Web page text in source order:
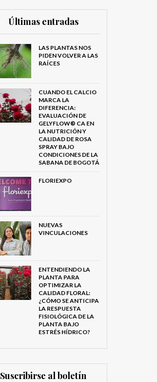
Últimas entradas
LAS PLANTAS NOS
PIDEN VOLVER A LAS
RAÍCES
CUANDO EL CALCIO
MARCA LA
DIFERENCIA:
EVALUACIÓN DE
GELYFLOW® CA EN
LA NUTRICIÓN Y
CALIDAD DE ROSA
SPRAY BAJO
CONDICIONES DE LA
SABANA DE BOGOTÁ
FLORIEXPO
NUEVAS
VINCULACIONES
ENTENDIENDO LA
PLANTA PARA
OPTIMIZAR LA
CALIDAD FLORAL:
¿CÓMO SE ANTICIPA
LA RESPUESTA
FISIOLÓGICA DE LA
PLANTA BAJO
ESTRÉS HÍDRICO?
Suscribirse al boletín